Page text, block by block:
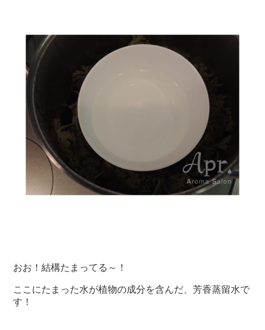
おお！結構たまってる～！
ここにたまった水が植物の成分を含んだ、芳香蒸留水で
す！